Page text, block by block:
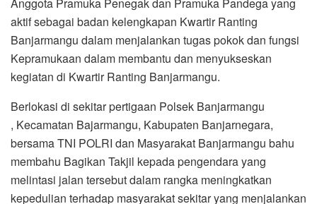
aktif sebagai badan kelengkapan Kwartir Ranting
Banjarmangu dalam menjalankan tugas pokok dan fungsi
Kepramukaan dalam membantu dan menyukseskan
kegiatan di Kwartir Ranting Banjarmangu.
Berlokasi di sekitar pertigaan Polsek Banjarmangu
, Kecamatan Bajarmangu, Kabupaten Banjarnegara,
bersama TNI POLRI dan Masyarakat Banjarmangu bahu
membahu Bagikan Takjil kepada pengendara yang
melintasi jalan tersebut dalam rangka meningkatkan
kepedulian terhadap masyarakat sekitar yang menjalankan